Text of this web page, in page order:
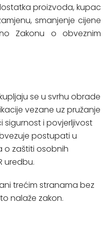
proizvoda, kupac
smanjenje cijene
Zakonu o obveznim
se u svrhu obrade
vezane uz pružanje
sigurnost i povjerljivost
postupati u
o zaštiti osobnih
uredbu.
trećim stranama bez
nalaže zakon.